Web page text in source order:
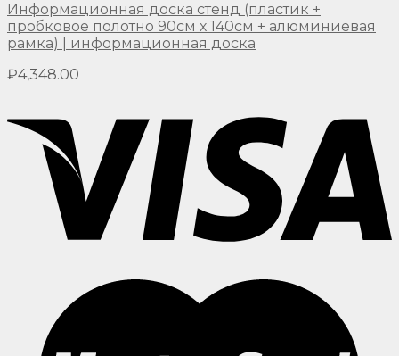
Информационная доска стенд (пластик +
пробковое полотно 90см х 140см + алюминиевая
рамка) | информационная доска
₽4,348.00